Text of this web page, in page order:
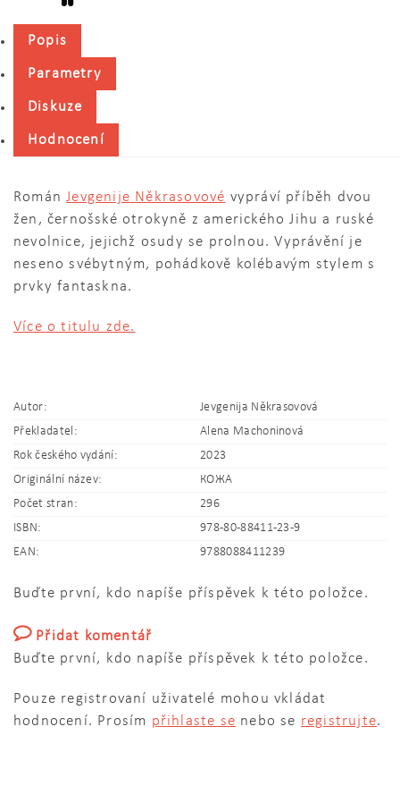
Popis
Parametry
Diskuze
Hodnocení
RománJevgenije Někrasovové vypráví příběh dvou
žen, černošské otrokyně z amerického Jihu a ruské
nevolnice, jejichž osudy se prolnou. Vyprávění je
neseno svébytným, pohádkově kolébavým stylem s
prvky fantaskna.
Více o titulu zde.
Autor:
Jevgenija Někrasovová
Překladatel:
Alena Machoninová
Rok českého vydání:
2023
Originální název:
КОЖА
Počet stran:
296
ISBN:
978-80-88411-23-9
EAN:
9788088411239
Buďte první, kdo napíše příspěvek k této položce.
Přidat komentář
Buďte první, kdo napíše příspěvek k této položce.
Pouze registrovaní uživatelé mohou vkládat
hodnocení. Prosím přihlaste se nebo se registrujte.